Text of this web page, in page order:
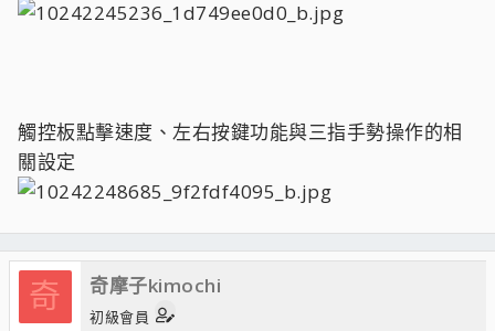
觸控板點擊速度、左右按鍵功能與三指手勢操作的相
關設定
奇 奇摩子kimochi
初級會員